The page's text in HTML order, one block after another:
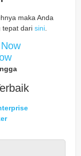
maka Anda
tepat dari sini.